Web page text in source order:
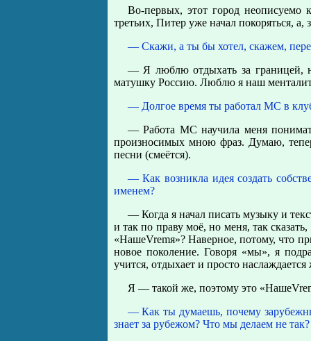
Во-первых, этот город неописуемо
третьих, Питер уже начал покоряться, а,
— Скажи, а ты бы хотел, скажем,
— Я люблю отдыхать за
матушку Россию. Люблю я наш
— Долгое время ты работал MC в
— Работа МС научила меня
произносимых мною фраз. Думаю,
песни (смеётся).
— Как возникла идея создать
именем?
— Когда я начал писать музыку и
и так по праву моё, но меня, так
«НашеVremя»? Наверное, потому, что
новое поколение. Говоря «мы», я
учится, отдыхает и просто
Я — такой же, поэтому это
— Как ты думаешь, почему
знает за рубежом? Что мы делаем не